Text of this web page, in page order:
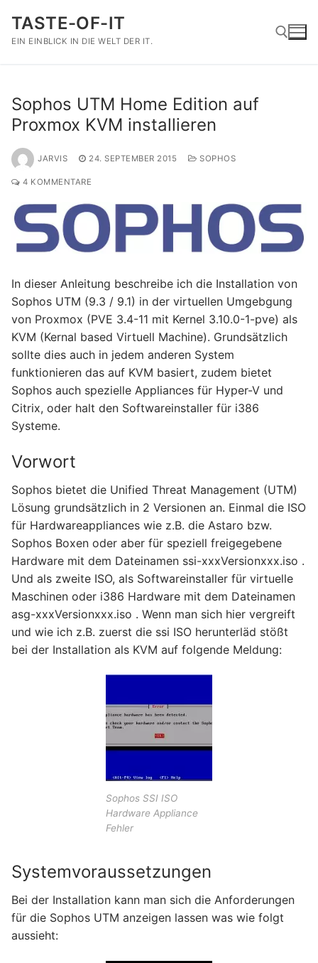
Inhalt
springen
TASTE-OF-IT
EIN EINBLICK IN DIE WELT DER IT.
Sophos UTM Home Edition auf
Proxmox KVM installieren
JARVIS 24. SEPTEMBER 2015 SOPHOS
4 KOMMENTARE
In dieser Anleitung beschreibe ich die Installation von
Sophos UTM (9.3 / 9.1) in der virtuellen Umgebgung
von Proxmox (PVE 3.4-11 mit Kernel 3.10.0-1-pve) als
KVM (Kernal based Virtuell Machine). Grundsätzlich
sollte dies auch in jedem anderen System
funktionieren das auf KVM basiert, zudem bietet
Sophos auch spezielle Appliances für Hyper-V und
Citrix, oder halt den Softwareinstaller für i386
Systeme.
Vorwort
Sophos bietet die Unified Threat Management (UTM)
Lösung grundsätzlich in 2 Versionen an. Einmal die ISO
für Hardwareappliances wie z.B. die Astaro bzw.
Sophos Boxen oder aber für speziell freigegebene
Hardware mit dem Dateinamen ssi-xxxVersionxxx.iso .
Und als zweite ISO, als Softwareinstaller für virtuelle
Maschinen oder i386 Hardware mit dem Dateinamen
asg-xxxVersionxxx.iso . Wenn man sich hier vergreift
und wie ich z.B. zuerst die ssi ISO herunterläd stößt
bei der Installation als KVM auf folgende Meldung:
Sophos SSI ISO
Hardware Appliance
Fehler
Systemvoraussetzungen
Bei der Installation kann man sich die Anforderungen
für die Sophos UTM anzeigen lassen was wie folgt
aussieht: